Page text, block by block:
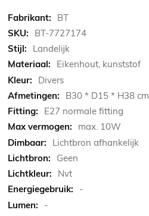
Meer
informatie
BT
BT-7727174
Landelijk
Eikenhout, kunststof
Divers
B30 * D15 * H38 cm
E27 normale fitting
max. 10W
Lichtbron afhankelijk
Geen
Nvt
-
-